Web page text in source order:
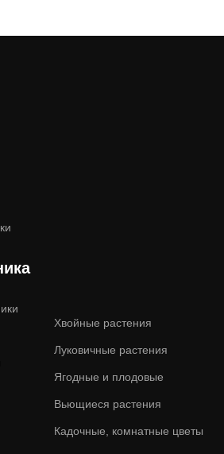
Хвойные растения
Луковичные растения
Ягодные и плодовые
Вьющиеся растения
Кадочные, комнатные цветы